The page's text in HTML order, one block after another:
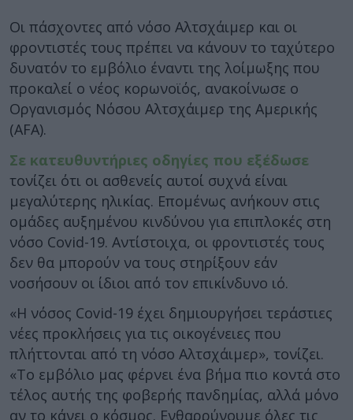
Οι πάσχοντες από νόσο Αλτσχάιμερ και οι
φροντιστές τους πρέπει να κάνουν το ταχύτερο
δυνατόν το εμβόλιο έναντι της λοίμωξης που
προκαλεί ο νέος κορωνοϊός, ανακοίνωσε ο
Οργανισμός Νόσου Αλτσχάιμερ της Αμερικής
(AFA).
Σε κατευθυντήριες οδηγίες που εξέδωσε
τονίζει ότι οι ασθενείς αυτοί συχνά είναι
μεγαλύτερης ηλικίας. Επομένως ανήκουν στις
ομάδες αυξημένου κινδύνου για επιπλοκές στη
νόσο Covid-19. Αντίστοιχα, οι φροντιστές τους
δεν θα μπορούν να τους στηρίξουν εάν
νοσήσουν οι ίδιοι από τον επικίνδυνο ιό.
«Η νόσος Covid-19 έχει δημιουργήσει τεράστιες
νέες προκλήσεις για τις οικογένειες που
πλήττονται από τη νόσο Αλτσχάιμερ», τονίζει.
«Το εμβόλιο μας φέρνει ένα βήμα πιο κοντά στο
τέλος αυτής της φοβερής πανδημίας, αλλά μόνο
αν το κάνει ο κόσμος. Ενθαρρύνουμε όλες τις